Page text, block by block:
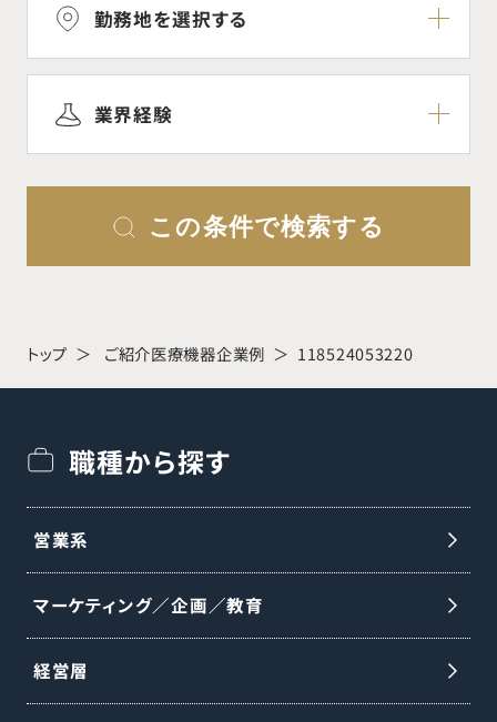
勤務地を選択する
業界経験
この条件で検索する
トップ ご紹介医療機器企業例 118524053220
職種から探す
営業系
マーケティング／企画／教育
経営層